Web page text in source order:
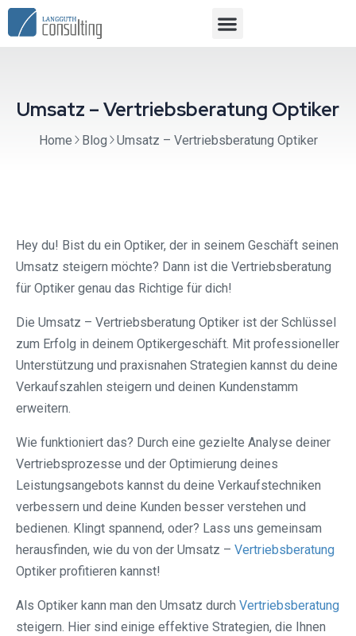
Umsatz – Vertriebsberatung Optiker
Home Blog Umsatz – Vertriebsberatung Optiker
Hey du! Bist du ein Optiker, der in seinem Geschäft seinen
Umsatz steigern möchte? Dann ist die Vertriebsberatung
für Optiker genau das Richtige für dich!
Die Umsatz – Vertriebsberatung Optiker ist der Schlüssel
zum Erfolg in deinem Optikergeschäft. Mit professioneller
Unterstützung und praxisnahen Strategien kannst du deine
Verkaufszahlen steigern und deinen Kundenstamm
erweitern.
Wie funktioniert das? Durch eine gezielte Analyse deiner
Vertriebsprozesse und der Optimierung deines
Leistungsangebots kannst du deine Verkaufstechniken
verbessern und deine Kunden besser verstehen und
bedienen. Klingt spannend, oder? Lass uns gemeinsam
herausfinden, wie du von der Umsatz – Vertriebsberatung
Optiker profitieren kannst!
Als Optiker kann man den Umsatz durch Vertriebsberatung
steigern. Hier sind einige effektive Strategien, die Ihnen